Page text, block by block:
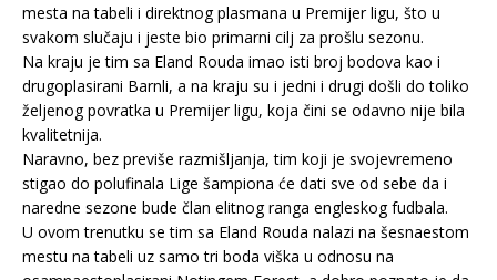
mesta na tabeli i direktnog plasmana u Premijer ligu, što u
svakom slučaju i jeste bio primarni cilj za prošlu sezonu.
Na kraju je tim sa Eland Rouda imao isti broj bodova kao i
drugoplasirani Barnli, a na kraju su i jedni i drugi došli do toliko
željenog povratka u Premijer ligu, koja čini se odavno nije bila
kvalitetnija.
Naravno, bez previše razmišljanja, tim koji je svojevremeno
stigao do polufinala Lige šampiona će dati sve od sebe da i
naredne sezone bude član elitnog ranga engleskog fudbala.
U ovom trenutku se tim sa Eland Rouda nalazi na šesnaestom
mestu na tabeli uz samo tri boda viška u odnosu na